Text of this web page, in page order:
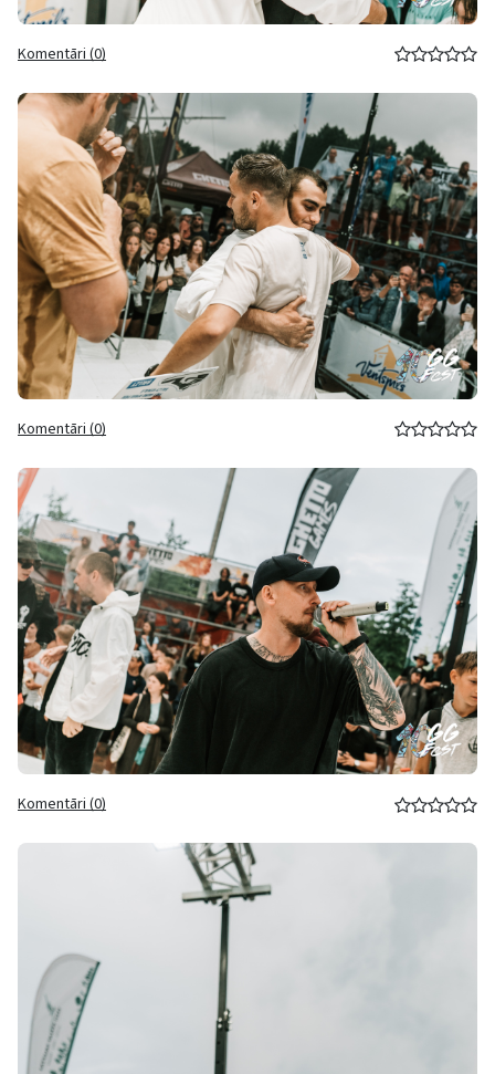
Komentāri (0)
Komentāri (0)
Komentāri (0)